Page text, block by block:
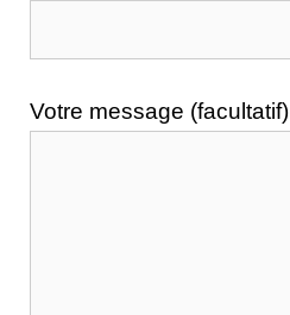
Votre message (facultatif)